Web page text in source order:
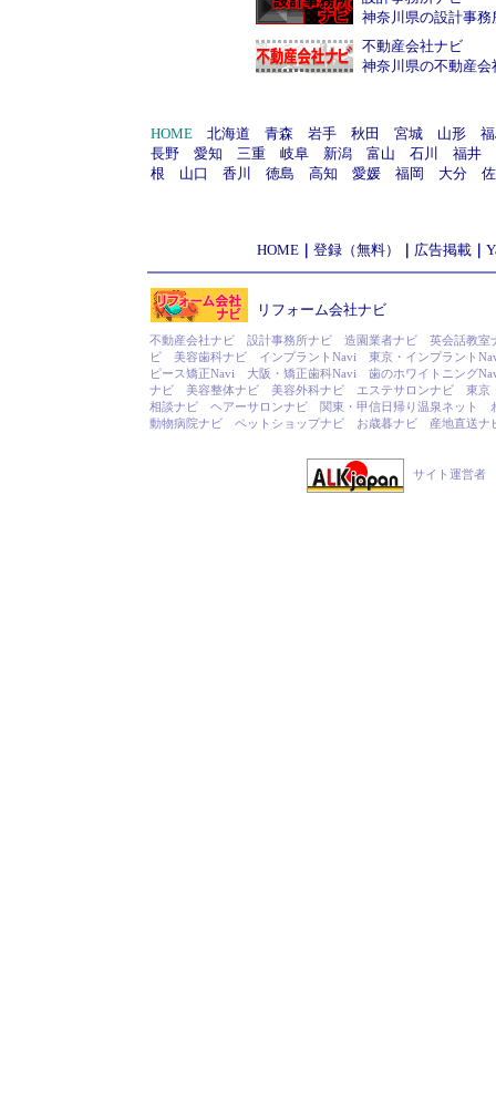
神奈川県の設計事務
不動産会社ナビ
神奈川県の不動産会
HOME 北海道 青森 岩手 秋田 宮城 山形
長野
愛知 三重 岐阜 新潟 富山 石川 福井
根
山口 香川 徳島 高知 愛媛 福岡 大分
HOME 登録（無料） 広告掲載
リフォーム会社ナビ
不動産会社ナビ 設計事務所ナビ 造園業者ナビ
英会話教室
ビ
美容歯科ナビ インプラントNavi
東京・インプラント
ピース矯正Navi
大阪・矯正歯科Navi
歯のホワイトニング
ナビ
美容整体ナビ 美容外科ナビ エステサロンナビ
東京
相談ナビ
ヘアーサロンナビ 関東・甲信日帰り温泉ネット
動物病院ナビ
ペットショップナビ お歳暮ナビ 産地直送ナ
サイト運営